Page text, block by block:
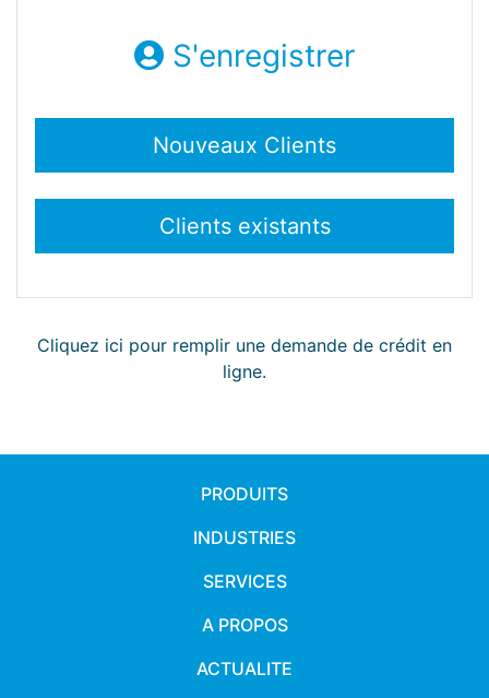
S'enregistrer
Cliquez ici pour remplir une demande de crédit en
ligne.
PRODUITS
INDUSTRIES
SERVICES
A PROPOS
ACTUALITE